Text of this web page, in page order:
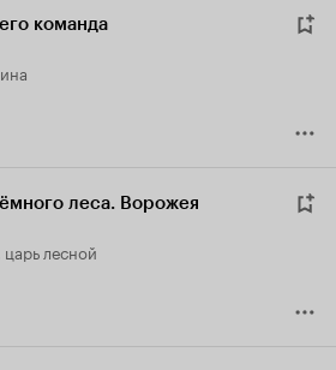
команда
леса. Ворожея
царь лесной